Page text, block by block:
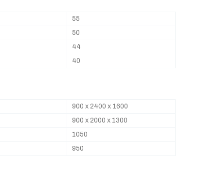
55
50
44
40
900 x 2400 x 1600
900 x 2000 x 1300
1050
950